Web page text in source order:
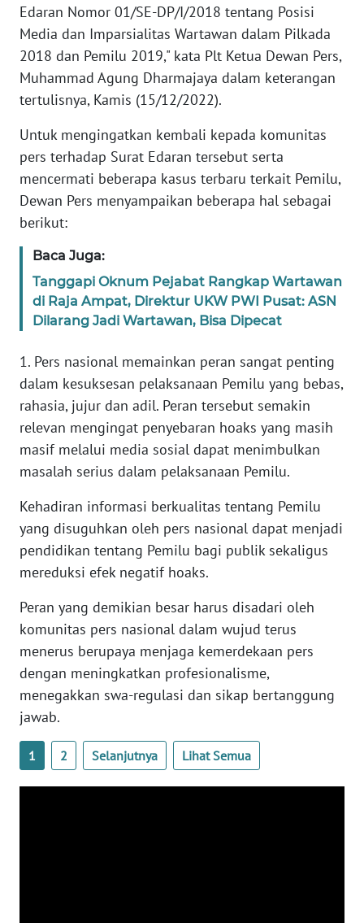
Edaran Nomor 01/SE-DP/I/2018 tentang Posisi
Media dan Imparsialitas Wartawan dalam Pilkada
2018 dan Pemilu 2019," kata Plt Ketua Dewan Pers,
Muhammad Agung Dharmajaya dalam keterangan
tertulisnya, Kamis (15/12/2022).
Untuk mengingatkan kembali kepada komunitas
pers terhadap Surat Edaran tersebut serta
mencermati beberapa kasus terbaru terkait Pemilu,
Dewan Pers menyampaikan beberapa hal sebagai
berikut:
Baca Juga:
Tanggapi Oknum Pejabat Rangkap Wartawan
di Raja Ampat, Direktur UKW PWI Pusat: ASN
Dilarang Jadi Wartawan, Bisa Dipecat
1. Pers nasional memainkan peran sangat penting
dalam kesuksesan pelaksanaan Pemilu yang bebas,
rahasia, jujur dan adil. Peran tersebut semakin
relevan mengingat penyebaran hoaks yang masih
masif melalui media sosial dapat menimbulkan
masalah serius dalam pelaksanaan Pemilu.
Kehadiran informasi berkualitas tentang Pemilu
yang disuguhkan oleh pers nasional dapat menjadi
pendidikan tentang Pemilu bagi publik sekaligus
mereduksi efek negatif hoaks.
Peran yang demikian besar harus disadari oleh
komunitas pers nasional dalam wujud terus
menerus berupaya menjaga kemerdekaan pers
dengan meningkatkan profesionalisme,
menegakkan swa-regulasi dan sikap bertanggung
jawab.
1 2 Selanjutnya Lihat Semua
WN
SUMUT
WN
JAKARTA
JABAR
WN
BANTEN
NTT
WN
WN
PAPUA
WN
PAPUA
WN
RIAU
SERAMBI
WN
WN
SULTRA
WN
NTB